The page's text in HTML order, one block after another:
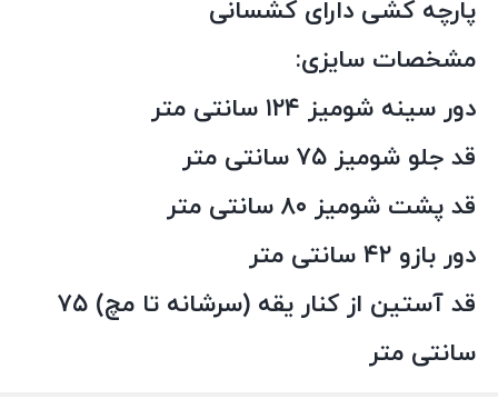
پارچه کشی دارای کشسانی
مشخصات سایزی:
دور سینه شومیز ۱۲۴ سانتی متر
قد جلو شومیز ۷۵ سانتی متر
قد پشت شومیز ۸۰ سانتی متر
دور بازو ۴۲ سانتی متر
قد آستین از کنار یقه (سرشانه تا مچ) ۷۵
سانتی متر